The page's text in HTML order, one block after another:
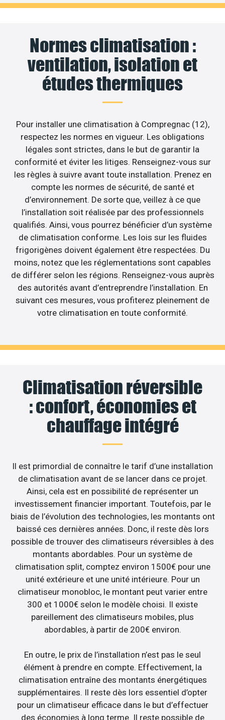
Normes climatisation :
ventilation, isolation et
études thermiques
Pour installer une climatisation à Compregnac (12),
respectez les normes en vigueur. Les obligations
légales sont strictes, dans le but de garantir la
conformité et éviter les litiges. Renseignez-vous sur
les règles à suivre avant toute installation. Prenez en
compte les normes de sécurité, de santé et
d’environnement. De sorte que, veillez à ce que
l’installation soit réalisée par des professionnels
qualifiés. Ainsi, vous pourrez bénéficier d’un système
de climatisation conforme. Les lois sur les fluides
frigorigènes doivent également être respectées. Du
moins, notez que les réglementations sont capables
de différer selon les régions. Renseignez-vous auprès
des autorités avant d’entreprendre l’installation. En
suivant ces mesures, vous profiterez pleinement de
votre climatisation en toute conformité.
Climatisation réversible
: confort, économies et
chauffage intégré
Il est primordial de connaître le tarif d’une installation
de climatisation avant de se lancer dans ce projet.
Ainsi, cela est en possibilité de représenter un
investissement financier important. Toutefois, par le
biais de l’évolution des technologies, les montants ont
baissé ces dernières années. Donc, il reste dès lors
possible de trouver des climatiseurs réversibles à des
montants abordables. Pour un système de
climatisation split, comptez environ 1500€ pour une
unité extérieure et une unité intérieure. Pour un
climatiseur monobloc, le montant peut varier entre
300 et 1000€ selon le modèle choisi. Il existe
pareillement des climatiseurs mobiles, plus
abordables, à partir de 200€ environ.
En outre, le prix de l’installation n’est pas le seul
élément à prendre en compte. Effectivement, la
climatisation entraîne des montants énergétiques
supplémentaires. Il reste dès lors essentiel d’opter
pour un climatiseur efficace dans le but d’effectuer
des économies à long terme. Il reste possible de